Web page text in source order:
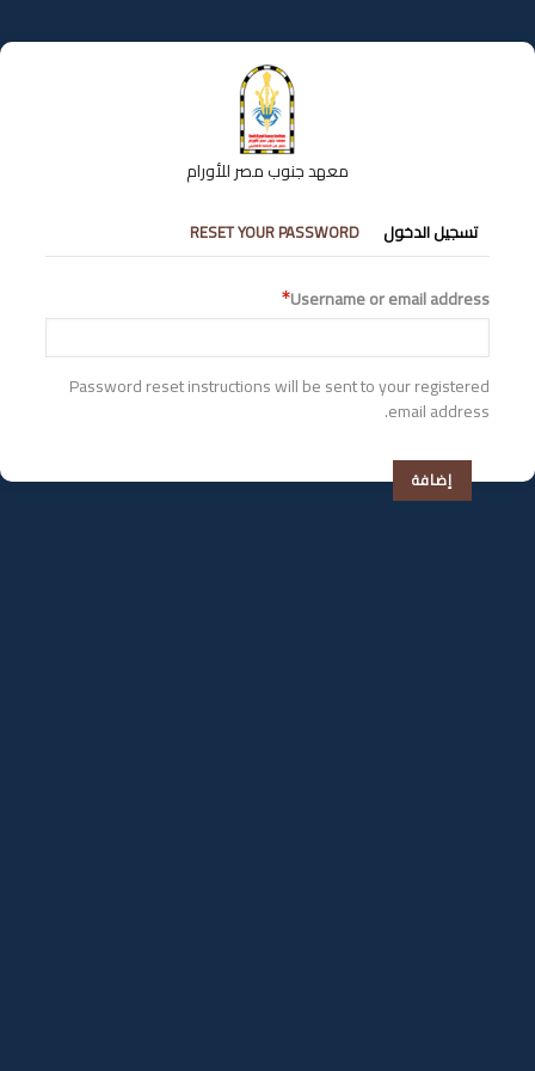
إلى
المحتوى
معهد جنوب مصر للأورام
التبويبات
الأساسية
تسجيل الدخول RESET YOUR PASSWORD
Username or email address
Password reset instructions will be sent to your registered
email address.